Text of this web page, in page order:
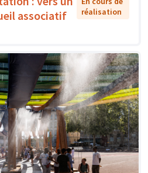
associatif
réalisation